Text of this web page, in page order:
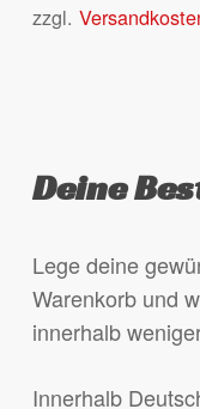
zzgl.
Deine
Lege deine
Warenkorb und
innerhalb
Innerhalb